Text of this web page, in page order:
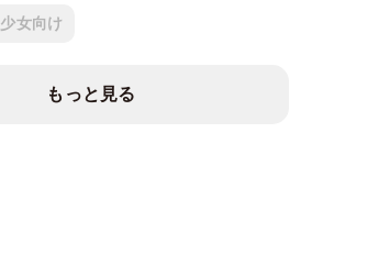
少女向け
もっと見る